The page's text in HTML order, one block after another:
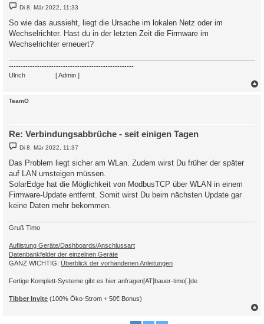
B
e
t
r
g
Di 8. Mär 2022, 11:33
So wie das aussieht, liegt die Ursache im lokalen Netz oder im
Wechselrichter. Hast du in der letzten Zeit die Firmware im
Wechselrichter erneuert?
-----------------------------------------------------
Ulrich
[ Admin ]
TeamO
Re: Verbindungsabbrüche - seit einigen Tagen
B
e
t
r
a
g
Di 8. Mär 2022, 11:37
Das Problem liegt sicher am WLan. Zudem wirst Du früher der später
auf LAN umsteigen müssen.
SolarEdge hat die Möglichkeit von ModbusTCP über WLAN in einem
Firmware-Update entfernt. Somit wirst Du beim nächsten Update gar
keine Daten mehr bekommen.
Gruß Timo
Auflistung Geräte/Dashboards/Anschlussart
Datenbankfelder der einzelnen Geräte
GANZ WICHTIG: Überblick der vorhandenen Anleitungen
Fertige Komplett-Systeme gibt es hier anfragen[AT]bauer-timo[.]de
Tibber Invite (100% Öko-Strom + 50€ Bonus)